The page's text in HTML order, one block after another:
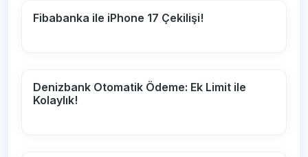
Fibabanka ile iPhone 17 Çekilişi!
Denizbank Otomatik Ödeme: Ek Limit ile
Kolaylık!